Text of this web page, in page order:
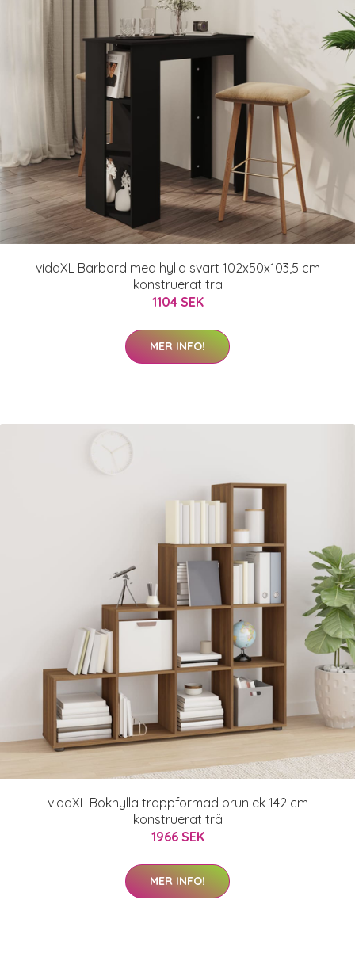
vidaXL Barbord med hylla svart 102x50x103,5 cm
konstruerat trä
1104 SEK
MER INFO!
vidaXL Bokhylla trappformad brun ek 142 cm
konstruerat trä
1966 SEK
MER INFO!